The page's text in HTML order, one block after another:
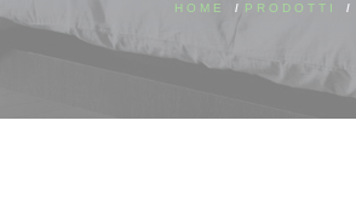
HOME / PRODOTTI /